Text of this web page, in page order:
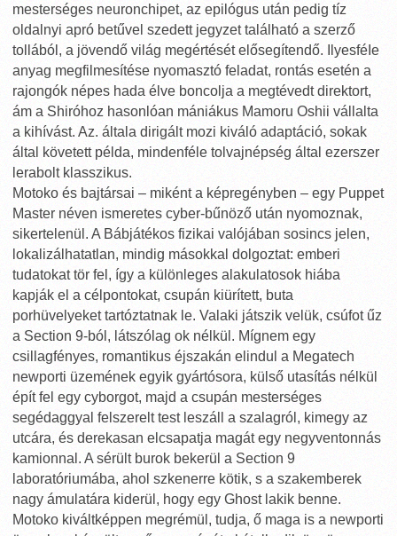
mesterséges neuronchipet, az epilógus után pedig tíz
oldalnyi apró betűvel szedett jegyzet található a szerző
tollából, a jövendő világ megértését elősegítendő. IlyesféIe
anyag megfilmesítése nyomasztó feladat, rontás esetén a
rajongók népes hada élve boncolja a megtévedt direktort,
ám a Shiróhoz hasonlóan mániákus Mamoru Oshii vállalta
a kihívást. Az. általa dirigált mozi kiváló adaptáció, sokak
által követett példa, mindenféle tolvajnépség által ezerszer
lerabolt klasszikus.
Motoko és bajtársai – miként a képregényben – egy Puppet
Master néven ismeretes cyber-bűnöző után nyomoznak,
sikertelenül. A Bábjátékos fizikai valójában sosincs jelen,
lokalizálhatatlan, mindig másokkal dolgoztat: emberi
tudatokat tör fel, így a különleges alakulatosok hiába
kapják el a célpontokat, csupán kiürített, buta
porhüvelyeket tartóztatnak le. Valaki játszik velük, csúfot űz
a Section 9-ból, látszólag ok nélkül. Mígnem egy
csillagfényes, romantikus éjszakán elindul a Megatech
newporti üzemének egyik gyártósora, külső utasítás nélkül
épít fel egy cyborgot, majd a csupán mesterséges
segédaggyal felszerelt test leszáll a szalagról, kimegy az
utcára, és derekasan elcsapatja magát egy negyventonnás
kamionnal. A sérült burok bekerül a Section 9
laboratóriumába, ahol szkenerre kötik, s a szakemberek
nagy ámulatára kiderül, hogy egy Ghost lakik benne.
Motoko kiváltképpen megrémül, tudja, ő maga is a newporti